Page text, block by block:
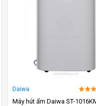
Daiwa
Máy hút ẩm Daiwa ST-